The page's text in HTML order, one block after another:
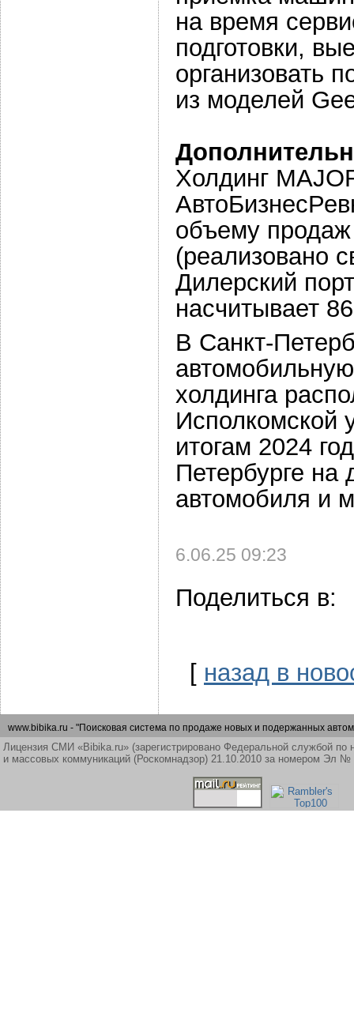
на время
подготовки,
организовать
из моделей
Холдинг
объему
(реализовано
Дилерский
насчитывает
В Санкт-
холдинга
Исполкомской
итогам 2024
Петербурге
автомобиля и
6.06.25 09:23
Поделиться в:
[ назад в
www.bibika.ru - "Поисковая система по продаже новых и подержанных
Лицензия СМИ «Bibika.ru» (зарегистрировано Федеральной службой
и массовых коммуникаций (Роскомнадзор) 21.10.2010 за номером Эл